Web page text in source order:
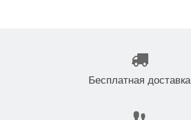
Бесплатная доставка